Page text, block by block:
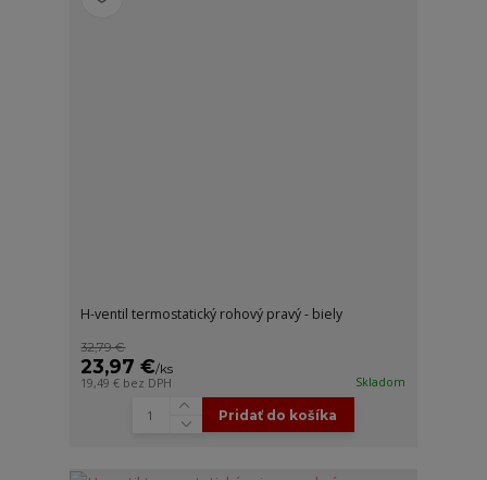
H-ventil termostatický rohový pravý - biely
32,79 €
23,97 €/ks
19,49 € bez DPH Skladom
Pridať do košíka